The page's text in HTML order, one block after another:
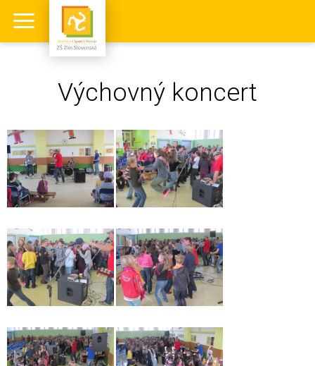
Výchovný koncert